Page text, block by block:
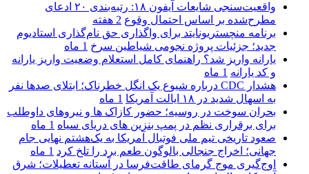
واقعیت‌سنجی شایعات آیفون ۱۸: رتبه‌بندی ۲۰ ادعای
مطرح‌شده بر اساس احتمال وقوع 2 هفته
برنامه منچستریونایتد برای واگذاری حق نام‌گذاری استادیوم
جدید؛ جزئیات پروژه نجومی شیاطین سرخ 1 ماه
یارانه واریز شد؟ راهنمای کامل استعلام وضعیت واریز یارانه
و کد یارانه 1 ماه
هشدار CDC درباره شیوع یک انگل خطرناک؛ ابتلای صدها نفر
به اسهال شدید در ۱۸ ایالت آمریکا
1 ماه
بحران سوخت در روسیه؛ حضور کازاک‌ ها و نیروهای داوطلب
برای برقراری نظم در پمپ بنزین‌ های دریای سیاه 1 ماه
صعود تاریخی تیم ملی فوتبال آمریکا به یک‌هشتم نهایی جام
جهانی؛ اخراج جنجالی بالوگون طعم برد را تلخ کرد 1 ماه
اوج‌گیری موج گرمای طاقت‌فرسا در آستانه تعطیلات؛ شرق